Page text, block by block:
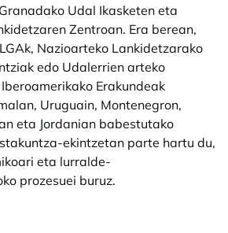
Udal Ikasketen eta
Zentroan. Era berean,
Nazioarteko Lankidetzarako
edo Udalerrien arteko
Erakundeak
Uruguain, Montenegron,
eta Jordanian babestutako
ekintzetan parte hartu du,
eta lurralde-
prozesuei buruz.